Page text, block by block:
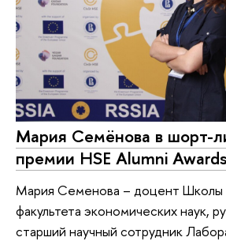
Мария Семёнова в шорт-
премии HSE Alumni Awards
Мария Семенова – доцент Школы
факультета экономических наук,
старший научный сотрудник